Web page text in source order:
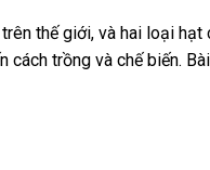
thế giới, và hai loại
trồng và chế biến.